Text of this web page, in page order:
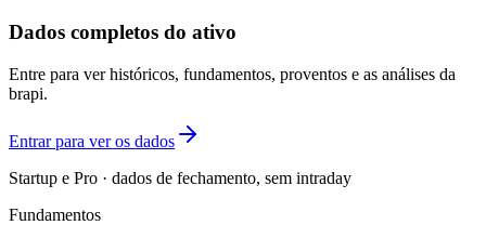
Dados completos do ativo
Entre para ver históricos, fundamentos, proventos e as análises da
brapi.
Entrar para ver os dados
Startup e Pro · dados de fechamento, sem intraday
Fundamentos